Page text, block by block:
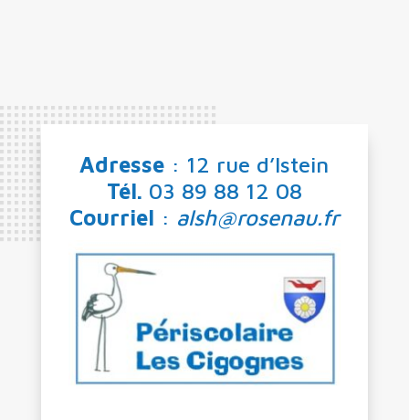
Adresse : 12 rue d’Istein
Tél. 03 89 88 12 08
Courriel : alsh@rosenau.fr